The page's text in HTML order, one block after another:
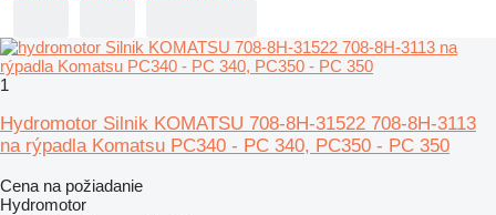
1
Hydromotor Silnik KOMATSU 708-8H-31522 708-8H-3113
na rýpadla Komatsu PC340 - PC 340, PC350 - PC 350
Cena na požiadanie
Hydromotor